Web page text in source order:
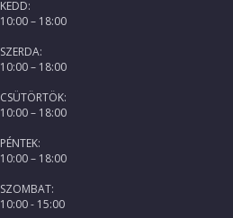
KEDD:
10:00 – 18:00
SZERDA:
10:00 – 18:00
CSÜTÖRTÖK:
10:00 – 18:00
PÉNTEK:
10:00 – 18:00
SZOMBAT:
10:00 - 15:00